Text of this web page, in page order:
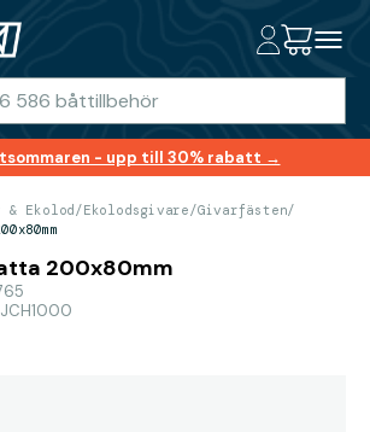
- upp till 30% rabatt →
Ekolod /Ekolodsgivare/Givarfästen/
200x80mm